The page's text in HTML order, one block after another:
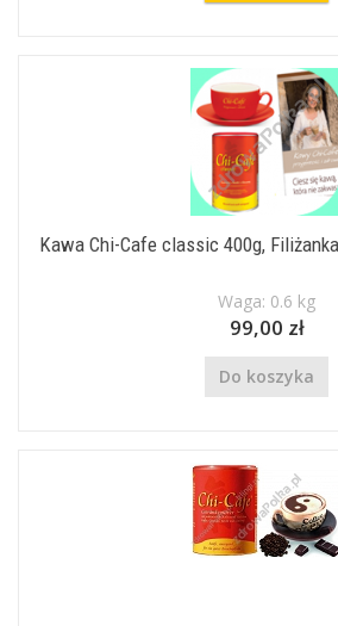
Kawa Chi-Cafe classic 400g,
Waga: 0.6 kg
99,00 zł
Do koszyka